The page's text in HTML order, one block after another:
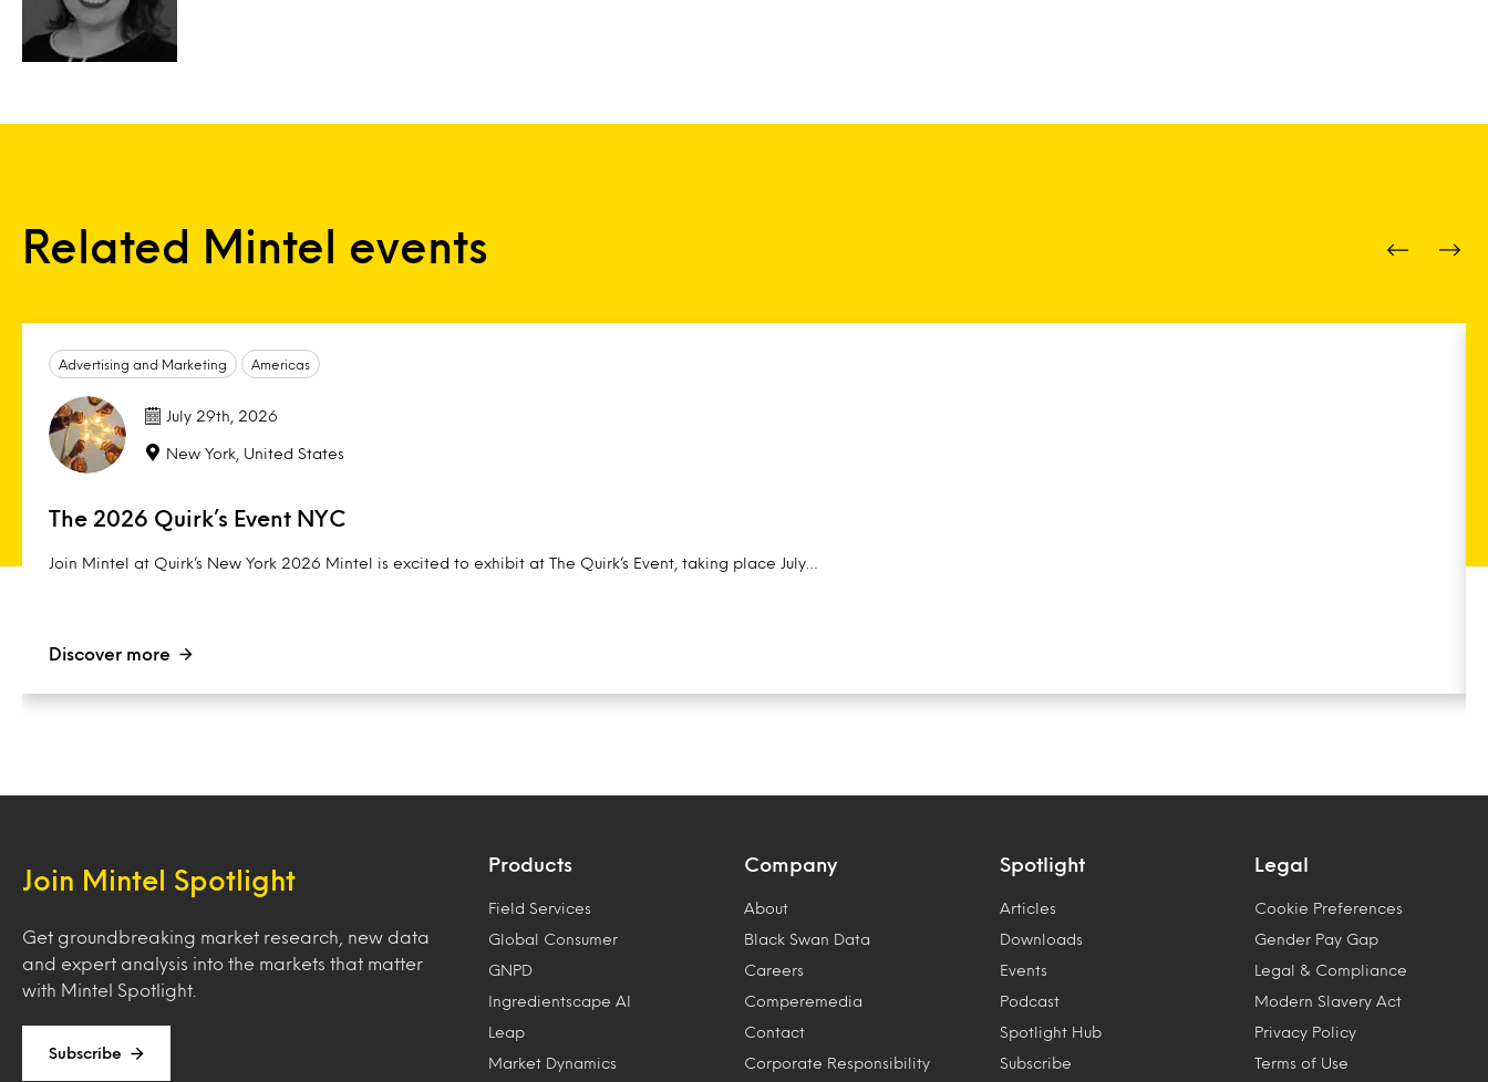
Related Mintel events
Advertising and Marketing Americas
July 29th, 2026
New York, United States
The 2026 Quirk’s Event NYC
Join Mintel at Quirk’s New York 2026 Mintel is excited to exhibit at The Quirk’s Event, taking place July…
Discover more
Join Mintel Spotlight
Get groundbreaking market research, new data
and expert analysis into the markets that matter
with Mintel Spotlight.
Subscribe
Products
Field Services
Global Consumer
GNPD
Ingredientscape AI
Leap
Market Dynamics
Company
About
Black Swan Data
Careers
Comperemedia
Contact
Corporate Responsibility
Spotlight
Articles
Downloads
Events
Podcast
Spotlight Hub
Subscribe
Legal
Cookie Preferences
Gender Pay Gap
Legal & Compliance
Modern Slavery Act
Privacy Policy
Terms of Use